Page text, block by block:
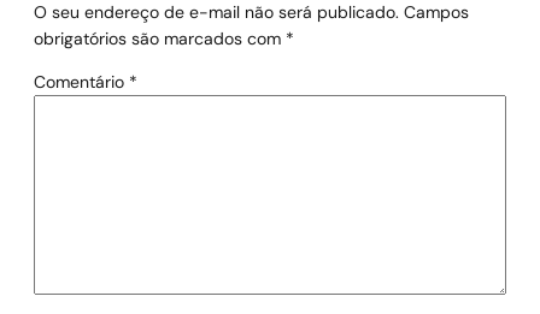
O seu endereço de e-mail não será publicado. Campos
obrigatórios são marcados com *
Comentário *